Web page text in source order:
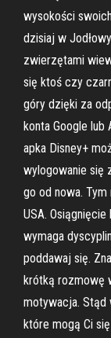
wysokości
dzisiaj w
zwierzętami
się ktoś czy
góry dzięki za
konta Google lub
apka Disney+
wylogowanie się
go od nowa.
USA.
wymaga
poddawaj się.
krótką rozmowę
motywacja. Stąd
które mogą Ci